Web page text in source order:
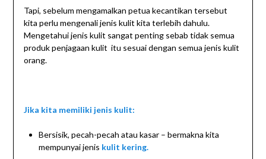
Tapi, sebelum mengamalkan petua kecantikan tersebut
kita perlu mengenali jenis kulit kita terlebih dahulu.
Mengetahui jenis kulit sangat penting sebab tidak semua
produk penjagaan kulit itu sesuai dengan semua jenis kulit
orang.
Jika kita memiliki jenis kulit:
Bersisik, pecah-pecah atau kasar – bermakna kita
mempunyai jenis kulit kering.